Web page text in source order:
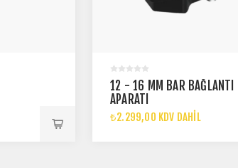
12 - 16 MM BAR BAĞLANTI
APARATI
₺2.299,00 KDV DAHIL